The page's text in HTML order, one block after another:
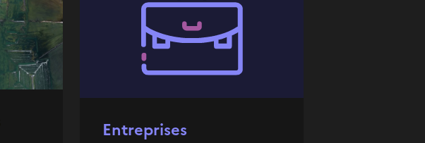
Entreprises